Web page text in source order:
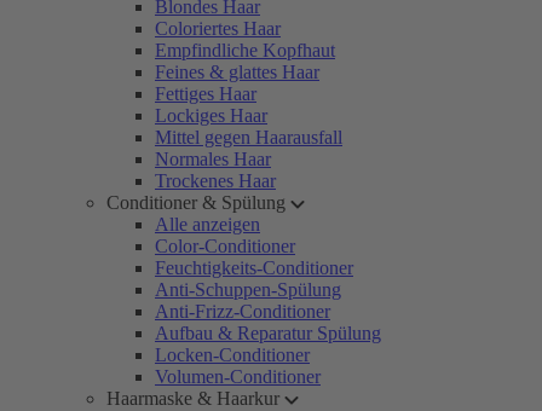
Blondes Haar
Coloriertes Haar
Empfindliche Kopfhaut
Feines & glattes Haar
Fettiges Haar
Lockiges Haar
Mittel gegen Haarausfall
Normales Haar
Trockenes Haar
Conditioner & Spülung
Alle anzeigen
Color-Conditioner
Feuchtigkeits-Conditioner
Anti-Schuppen-Spülung
Anti-Frizz-Conditioner
Aufbau & Reparatur Spülung
Locken-Conditioner
Volumen-Conditioner
Haarmaske & Haarkur